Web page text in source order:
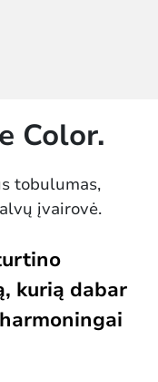
Color.
tobulumas,
įvairovė.
kurią dabar